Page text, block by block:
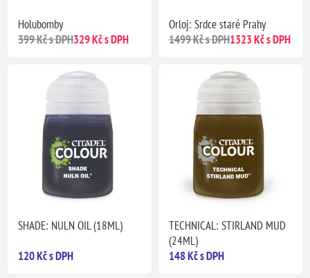
Holubomby
399 Kč s DPH329 Kč s DPH
Orloj: Srdce staré Prahy
1499 Kč s DPH1323 Kč s DPH
SHADE: NULN OIL (18ML)
120 Kč s DPH
TECHNICAL: STIRLAND MUD
(24ML)
148 Kč s DPH